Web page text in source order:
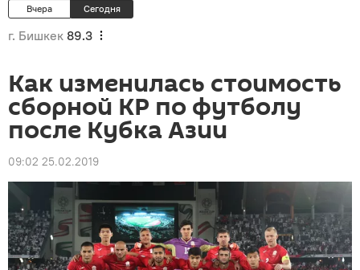
Вчера Сегодня
г. Бишкек 89.3
Как изменилась стоимость
сборной КР по футболу
после Кубка Азии
09:02 25.02.2019